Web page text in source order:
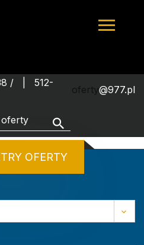
/
512-
oferty@977.pl
OFERTY